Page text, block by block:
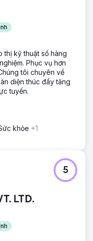
thị kỹ thuật số hàng
Phục vụ hơn
tôi chuyên về
diện thúc đẩy tăng
tuyến.
khỏe +1
LTD.
5